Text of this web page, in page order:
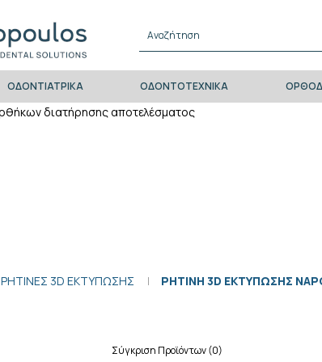
ΟΔΟΝΤΙΑΤΡΙΚΑ ΟΔΟΝΤΟΤΕΧΝΙΚΑ
ΡΗΤΙΝΕΣ 3D ΕΚΤΥΠΩΣΗΣ ΡΗΤΙΝΗ 3D ΕΚΤΥΠΩΣΗΣ
Σύγκριση Προϊόντων (0)